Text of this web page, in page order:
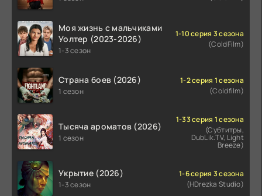
Моя жизнь с мальчиками
Уолтер (2023-2026)
1-3 сезон
1-10 серия 3 сезона
(ColdFilm)
Страна боев (2026)
1 сезон
1-2 серия 1 сезона
(Coldfilm)
Тысяча ароматов (2026)
1 сезон
1-33 серия 1 сезона
(Субтитры,
DubLik.TV, Light
Breeze)
Укрытие (2026)
1-3 сезон
1-6 серия 3 сезона
(HDrezka Studio)